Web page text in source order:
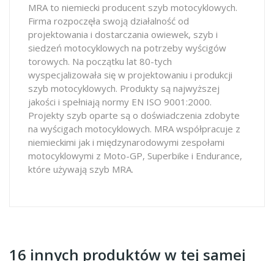
MRA to niemiecki producent szyb motocyklowych.
Firma rozpoczęła swoją działalność od
projektowania i dostarczania owiewek, szyb i
siedzeń motocyklowych na potrzeby wyścigów
torowych. Na początku lat 80-tych
wyspecjalizowała się w projektowaniu i produkcji
szyb motocyklowych. Produkty są najwyższej
jakości i spełniają normy EN ISO 9001:2000.
Projekty szyb oparte są o doświadczenia zdobyte
na wyścigach motocyklowych. MRA współpracuje z
niemieckimi jak i międzynarodowymi zespołami
motocyklowymi z Moto-GP, Superbike i Endurance,
które używają szyb MRA.
16 innych produktów w tej samej